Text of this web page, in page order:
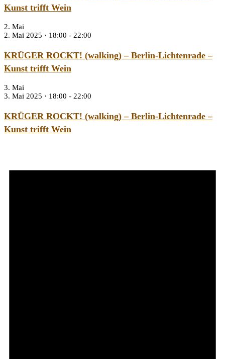
Kunst trifft Wein
2. Mai
2. Mai 2025 · 18:00 - 22:00
KRÜGER ROCKT! (walking) – Berlin-Lichtenrade –
Kunst trifft Wein
3. Mai
3. Mai 2025 · 18:00 - 22:00
KRÜGER ROCKT! (walking) – Berlin-Lichtenrade –
Kunst trifft Wein